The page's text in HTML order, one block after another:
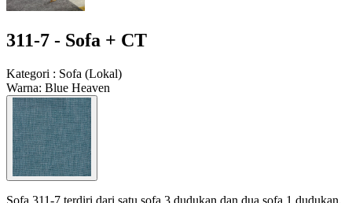
311-7 - Sofa + CT
Kategori : Sofa (Lokal)
Warna: Blue Heaven
Sofa 311-7 terdiri dari satu sofa 3 dudukan dan dua sofa 1 dudukan,